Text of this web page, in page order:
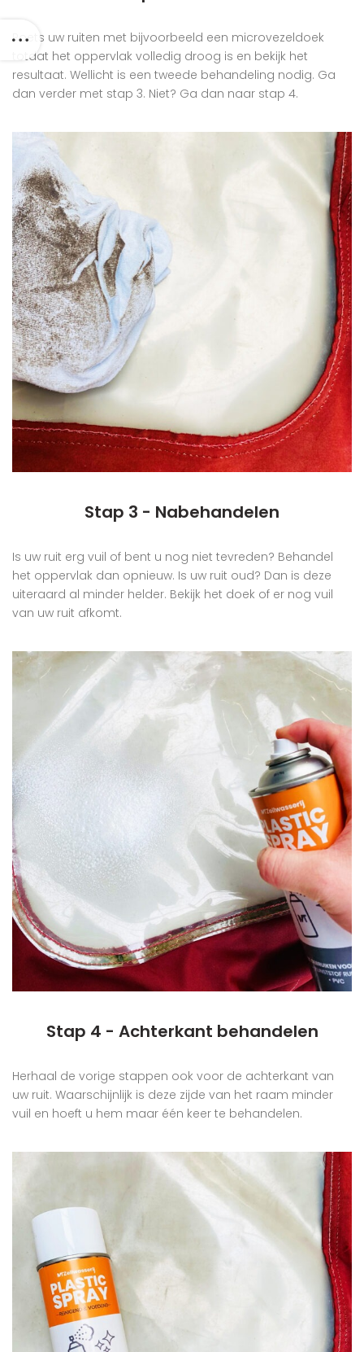
Poets uw ruiten met bijvoorbeeld een microvezeldoek
totdat het oppervlak volledig droog is en bekijk het
resultaat. Wellicht is een tweede behandeling nodig. Ga
dan verder met stap 3. Niet? Ga dan naar stap 4.
Stap 3 - Nabehandelen
Is uw ruit erg vuil of bent u nog niet tevreden? Behandel
het oppervlak dan opnieuw. Is uw ruit oud? Dan is deze
uiteraard al minder helder. Bekijk het doek of er nog vuil
van uw ruit afkomt.
Stap 4 - Achterkant behandelen
Herhaal de vorige stappen ook voor de achterkant van
uw ruit. Waarschijnlijk is deze zijde van het raam minder
vuil en hoeft u hem maar één keer te behandelen.